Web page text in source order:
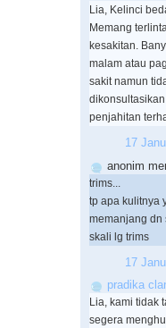
Lia, Kelinci
Memang
kesakitan.
malam atau
sakit namun
penjahitan
17
anonim
trims...
tp apa kulitnya
memanjang dn
skali lg trims
17
pradika
Lia, kami tidak
segera